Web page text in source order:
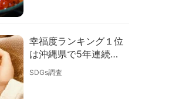
幸福度ランキング１位
は沖縄県で5年連続！
佐賀、愛知が順位上昇
【幸福度調査2026】
SDGs調査